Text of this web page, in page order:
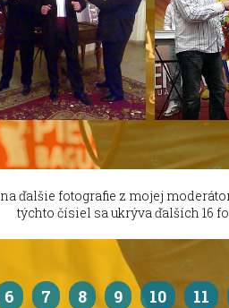
ďalšie fotografie z mojej
týchto čísiel sa ukrýva ďalších 16
6 7 8 9 10 11